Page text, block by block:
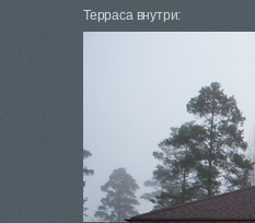
Терраса внутри: